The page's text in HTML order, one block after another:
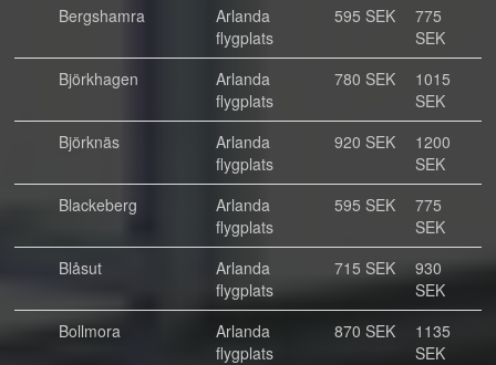
Bergshamra
Arlanda
flygplats
595 SEK
775
SEK
Björkhagen
Arlanda
flygplats
780 SEK
1015
SEK
Björknäs
Arlanda
flygplats
920 SEK
1200
SEK
Blackeberg
Arlanda
flygplats
595 SEK
775
SEK
Blåsut
Arlanda
flygplats
715 SEK
930
SEK
Bollmora
Arlanda
flygplats
870 SEK
1135
SEK